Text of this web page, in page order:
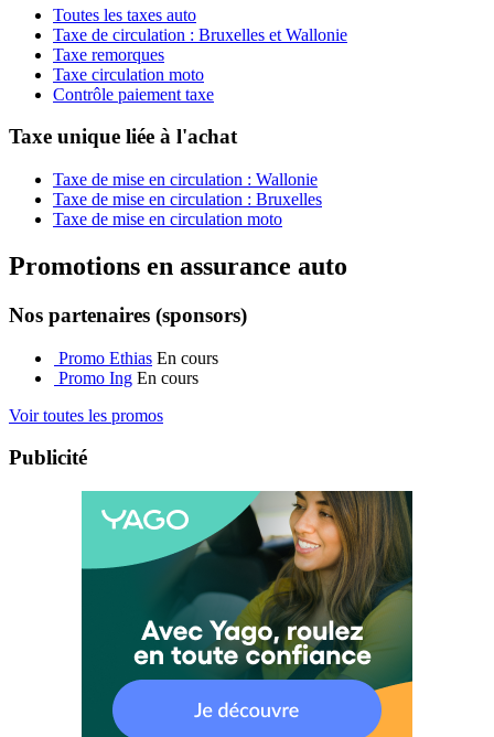
Toutes les taxes auto
Taxe de circulation : Bruxelles et Wallonie
Taxe remorques
Taxe circulation moto
Contrôle paiement taxe
Taxe unique liée à l'achat
Taxe de mise en circulation : Wallonie
Taxe de mise en circulation : Bruxelles
Taxe de mise en circulation moto
Promotions en assurance auto
Nos partenaires (sponsors)
Promo Ethias En cours
Promo Ing En cours
Voir toutes les promos
Publicité